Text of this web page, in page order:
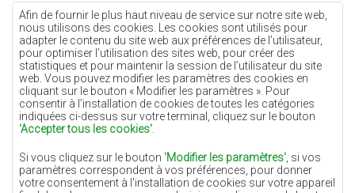
Afin de fournir le plus haut niveau de service sur notre site web,
nous utilisons des cookies. Les cookies sont utilisés pour
adapter le contenu du site web aux préférences de l’utilisateur,
pour optimiser l’utilisation des sites web, pour créer des
statistiques et pour maintenir la session de l’utilisateur du site
web. Vous pouvez modifier les paramètres des cookies en
cliquant sur le bouton « Modifier les paramètres ». Pour
consentir à l’installation de cookies de toutes les catégories
indiquées ci-dessus sur votre terminal, cliquez sur le bouton
'Accepter tous les cookies'
Si vous cliquez sur le bouton 'Modifier les paramètres' , si vos
paramètres correspondent à vos préférences, pour donner
votre consentement à l'installation de cookies sur votre appareil
Tapis crème
Tapis lilas
Tapis jaunes
Tapis menthe
Tapis bleus
Tapis oranges
Tapis gris